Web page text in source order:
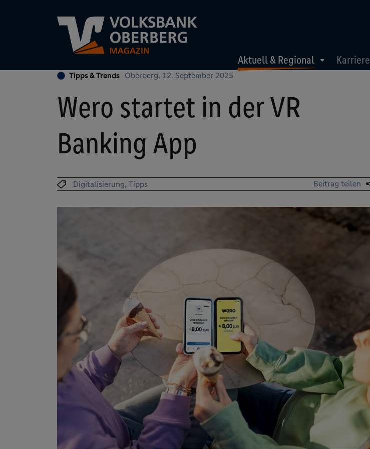
Aktuell & Regional Karriere
Tipps & Trends Oberberg, 12. September 2025
Wero startet in der VR
Banking App
Digitalisierung Tipps Beitrag teilen